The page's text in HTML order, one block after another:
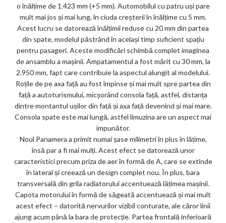
o înălțime de 1.423 mm (+5 mm). Automobilul cu patru uși pare
mult mai jos și mai lung, în ciuda creșterii în înălțime cu 5 mm.
Acest lucru se datorează înălțimii reduse cu 20 mm din partea
din spate, modelul păstrând în același timp suficient spațiu
pentru pasageri. Aceste modificări schimbă complet imaginea
de ansamblu a mașinii. Ampatamentul a fost mărit cu 30 mm, la
2.950 mm, fapt care contribuie la aspectul alungit al modelului.
Roțile de pe axa față au fost împinse și mai mult spre partea din
față a autoturismului, micșorând consola față, astfel, distanța
dintre montantul ușilor din față și axa față devenind și mai mare.
Consola spate este mai lungă, astfel limuzina are un aspect mai
impunător.
Noul Panamera a primit numai șase milimetri în plus în lățime,
însă par a fi mai mulți. Acest efect se datorează unor
caracteristici precum priza de aer în formă de A, care se extinde
în lateral și creează un design complet nou. În plus, bara
transversală din grila radiatorului accentuează lățimea mașinii.
Capota motorului în formă de săgeată accentuează și mai mult
acest efect – datorită nervurilor vizibil conturate, ale căror linii
ajung acum până la bara de protecție. Partea frontală inferioară